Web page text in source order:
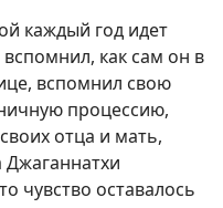
каждый год идет
как сам он в
вспомнил свою
процессию,
отца и мать,
Джаганнатхи
чувство оставалось